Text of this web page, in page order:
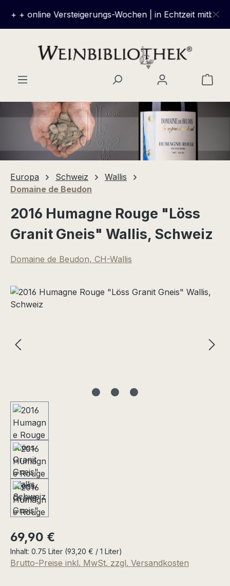
Zum Hauptinhalt springen
+ + online Versteigerungs-Wochen | in Echtzeit
Europa Schweiz
Wallis
Domaine de Beudon
2016 Humagne Rouge "Löss
Granit Gneis" Wallis, Schweiz
Domaine de Beudon, CH-Wallis
Bildergalerie überspringen
Regulärer Preis:
69,90 €
Inhalt: 0.75 Liter (93,20 € / 1 Liter)
Brutto-Preise inkl. MwSt. zzgl. Versandkosten